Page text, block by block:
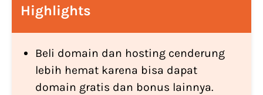
Highlights
Beli domain dan hosting cenderung
lebih hemat karena bisa dapat
domain gratis dan bonus lainnya.